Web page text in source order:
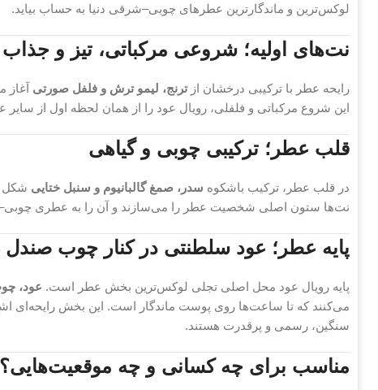
لوکس‌ترین و ماندگارترین عطرهای چوبی–شرقی دنیا به حساب بیاید.
نت‌های اولیه؛ شروعی مرکباتی، تیز و جذاب
رایحه عطر با ترکیبی درخشان ازترنج، لیمو ترش و فلفل صورتی آغاز
این شروع مرکباتی و فلفلی، رویال عود را از همان لحظه اول از
قلب عطر؛ ترکیبی چوبی و گیاهی
در قلب عطر، ترکیب باشکوه سدر، صمغ گالبانیوم و سنبل ختایی شکل‌
نت‌ها ستون اصلی شخصیت عطر را می‌سازند و آن را به عطری
پایه عطر؛ عود سلطنتی در کنار چوب
پایه رویال عود محل اصلی تجلی لوکس‌ترین بخش عطر است. عود،
می‌کنند که تا ساعت‌ها روی پوست ماندگار است. این بخش
سنگین، رسمی و پرقدرت هستند.
مناسب برای چه کسانی و چه موقعیت‌هایی؟